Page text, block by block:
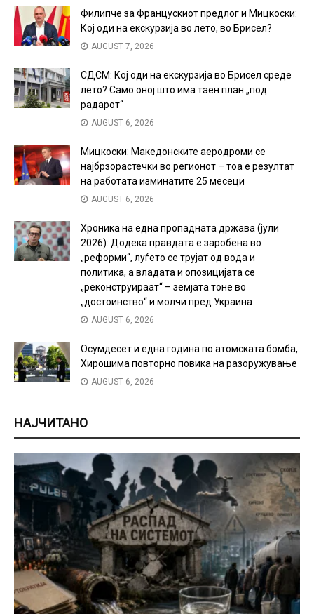
Филипче за Францускиот предлог и Мицкоски:
Кој оди на екскурзија во лето, во Брисел?
AUGUST 7, 2026
СДСМ: Кој оди на екскурзија во Брисел среде
лето? Само оној што има таен план „под
радарот“
AUGUST 6, 2026
Мицкоски: Македонските аеродроми се
најбрзорастечки во регионот – тоа е резултат
на работата изминатите 25 месеци
AUGUST 6, 2026
Хроника на една пропадната држава (јули
2026): Додека правдата е заробена во
„реформи“, луѓето се трујат од вода и
политика, а владата и опозицијата се
„реконструираат“ – земјата тоне во
„достоинство“ и молчи пред Украина
AUGUST 6, 2026
Осумдесет и една година по атомската бомба,
Хирошима повторно повика на разоружување
AUGUST 6, 2026
НАЈЧИТАНО